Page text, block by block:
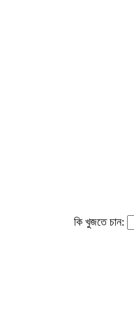
কি খুজতে চান: